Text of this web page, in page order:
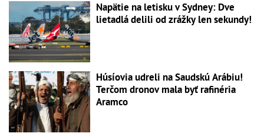
Napätie na letisku v Sydney: Dve
lietadlá delili od zrážky len sekundy!
Húsíovia udreli na Saudskú Arábiu!
Terčom dronov mala byť rafinéria
Aramco